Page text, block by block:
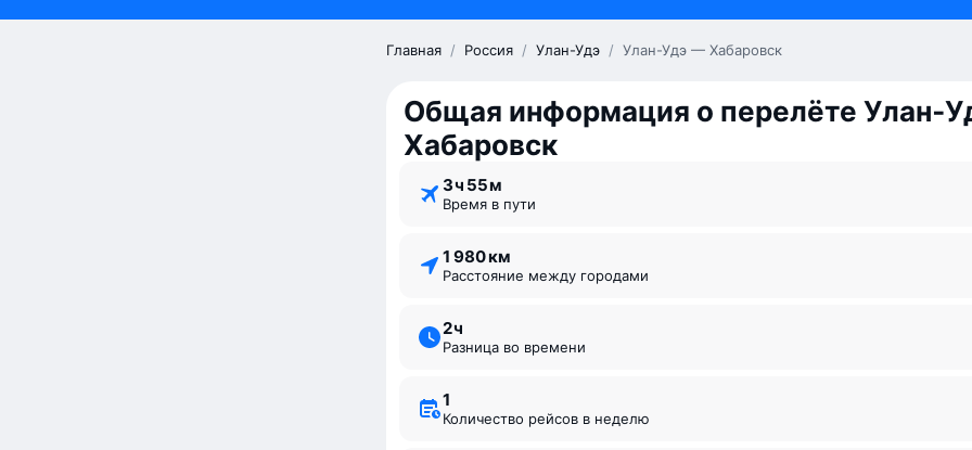
Главная / Россия / Улан-Удэ / Улан-Удэ — Хабаровск
Общая информация о перелёте
Хабаровск
3 ⁠ч 55 ⁠м
Время в пути
1 980 км
Расстояние между городами
2 ⁠ч
Разница во времени
1
Количество рейсов в неделю